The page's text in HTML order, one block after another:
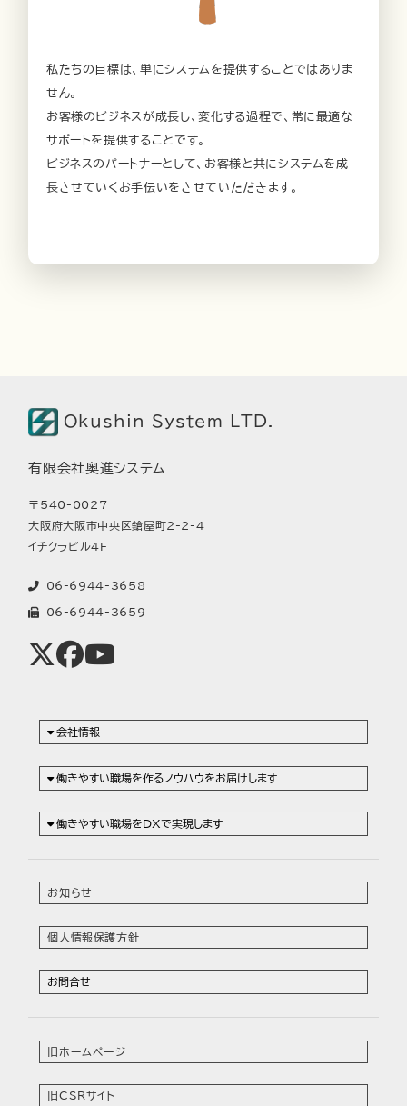
私たちの目標は、単にシステムを提供することではありま
せん。
お客様のビジネスが成長し、変化する過程で、常に最適な
サポートを提供することです。
ビジネスのパートナーとして、お客様と共にシステムを成
長させていくお手伝いをさせていただきます。
Okushin System LTD.
有限会社奥進システム
〒540-0027
大阪府大阪市中央区鎗屋町2-2-4
イチクラビル4F
06-6944-3658
06-6944-3659
会社情報
働きやすい職場を作るノウハウをお届けします
働きやすい職場をDXで実現します
お知らせ
個人情報保護方針
お問合せ
旧ホームページ
旧CSRサイト